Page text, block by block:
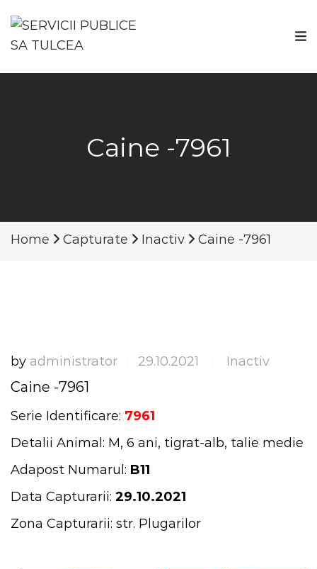
Caine -7961
Home Capturate Inactiv Caine -7961
by administrator 29.10.2021 Inactiv
Caine -7961
Serie Identificare: 7961
Detalii Animal: M, 6 ani, tigrat-alb, talie medie
Adapost Numarul: B11
Data Capturarii: 29.10.2021
Zona Capturarii: str. Plugarilor